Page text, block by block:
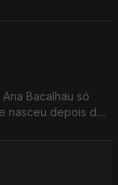
Bacalhau só
nasceu depois de